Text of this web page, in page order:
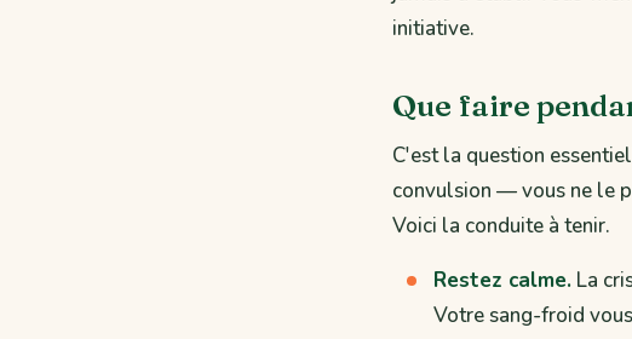
initiative.
Que faire
C'est la question
convulsion — vous ne le
Voici la conduite à tenir.
Restez calme. La
Votre sang-froid